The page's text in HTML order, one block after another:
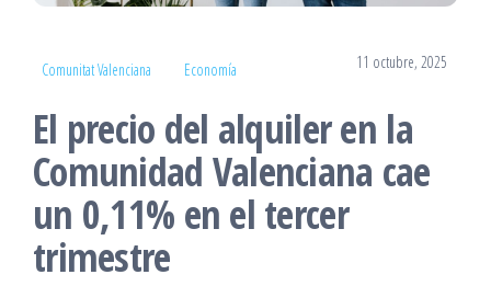
Comunitat Valenciana Economía 11 octubre, 2025
El precio del alquiler en la
Comunidad Valenciana cae
un 0,11% en el tercer
trimestre